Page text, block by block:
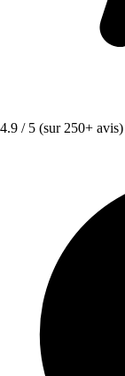
4.9 / 5 (sur 250+ avis)